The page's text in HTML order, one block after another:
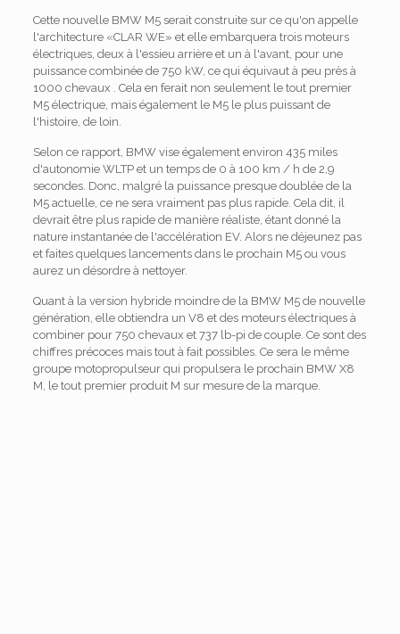
Cette nouvelle BMW M5 serait construite sur ce qu'on appelle
l'architecture «CLAR WE» et elle embarquera trois moteurs
électriques, deux à l'essieu arrière et un à l'avant, pour une
puissance combinée de 750 kW, ce qui équivaut à peu près à
1000 chevaux . Cela en ferait non seulement le tout premier
M5 électrique, mais également le M5 le plus puissant de
l'histoire, de loin.
Selon ce rapport, BMW vise également environ 435 miles
d'autonomie WLTP et un temps de 0 à 100 km / h de 2,9
secondes. Donc, malgré la puissance presque doublée de la
M5 actuelle, ce ne sera vraiment pas plus rapide. Cela dit, il
devrait être plus rapide de manière réaliste, étant donné la
nature instantanée de l'accélération EV. Alors ne déjeunez pas
et faites quelques lancements dans le prochain M5 ou vous
aurez un désordre à nettoyer.
Quant à la version hybride moindre de la BMW M5 de nouvelle
génération, elle obtiendra un V8 et des moteurs électriques à
combiner pour 750 chevaux et 737 lb-pi de couple. Ce sont des
chiffres précoces mais tout à fait possibles. Ce sera le même
groupe motopropulseur qui propulsera le prochain BMW X8
M, le tout premier produit M sur mesure de la marque.